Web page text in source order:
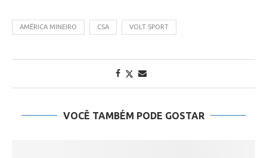
AMÉRICA MINEIRO CSA VOLT SPORT
VOCÊ TAMBÉM PODE GOSTAR